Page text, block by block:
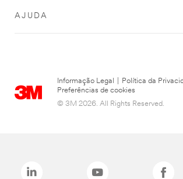
AJUDA
Informação Legal Política da
Preferências de cookies
© 3M 2026. All Rights Reserved.